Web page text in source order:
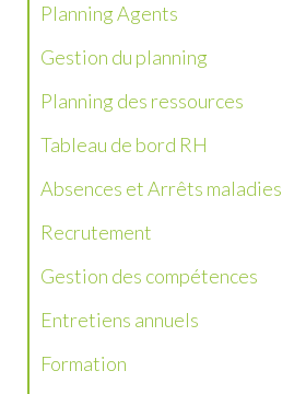
Planning Agents
Gestion du planning
Planning des ressources
Tableau de bord RH
Absences et Arrêts maladies
Recrutement
Gestion des compétences
Entretiens annuels
Formation